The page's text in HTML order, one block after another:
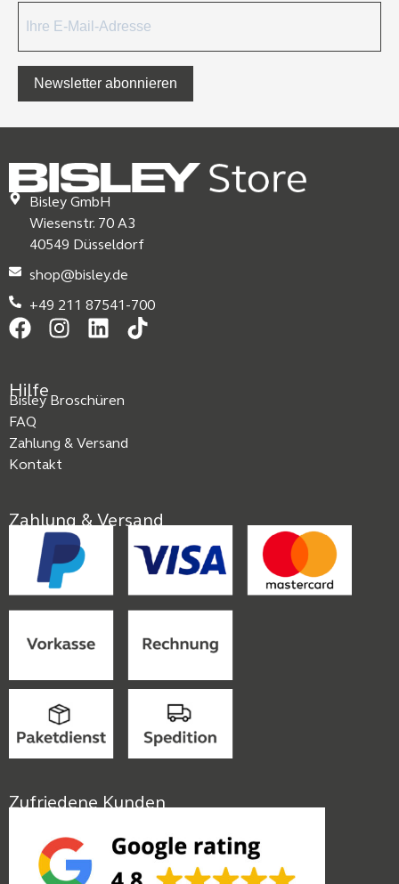
Newsletter abonnieren
Bisley GmbH
Wiesenstr. 70 A3
40549 Düsseldorf
shop@bisley.de
+49 211 87541-700
Hilfe
Bisley Broschüren
FAQ
Zahlung & Versand
Kontakt
Zahlung & Versand
Zufriedene Kunden